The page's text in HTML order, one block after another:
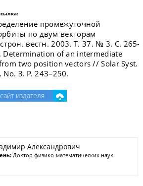
промежуточной
по двум векторам
вестн. 2003. Т. 37. № 3. С. 265-
Determination of an intermediate
two position vectors // Solar Syst.
No. 3. P. 243–250.
издателя
Александрович
Доктор физико-математических наук